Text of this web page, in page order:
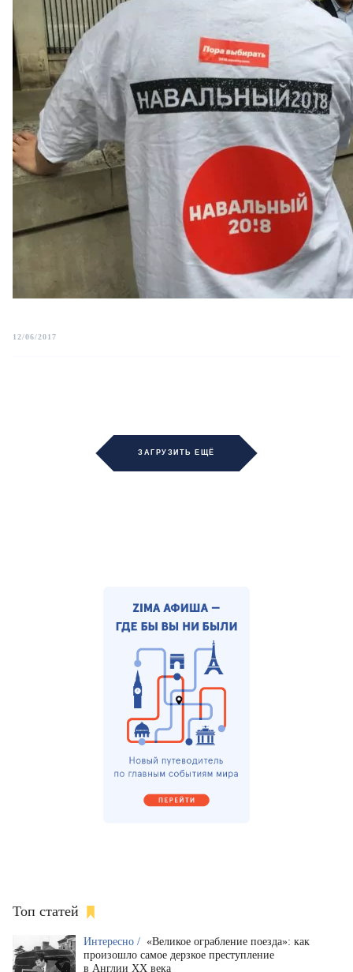
12/06/2017
ЗАГРУЗИТЬ ЕЩЁ
Топ статей
Интересно / «Великое ограбление поезда»: как
произошло самое дерзкое преступление
в Англии XX века